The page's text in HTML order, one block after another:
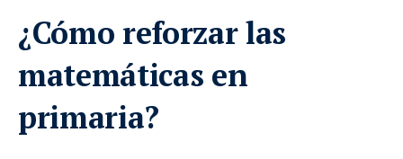
¿Cómo reforzar las
matemáticas en
primaria?